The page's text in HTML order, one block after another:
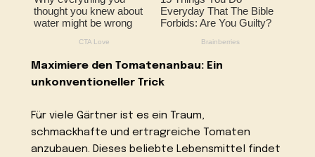
Maximiere den Tomatenanbau: Ein
unkonventioneller Trick
Für viele Gärtner ist es ein Traum,
schmackhafte und ertragreiche Tomaten
anzubauen. Dieses beliebte Lebensmittel findet